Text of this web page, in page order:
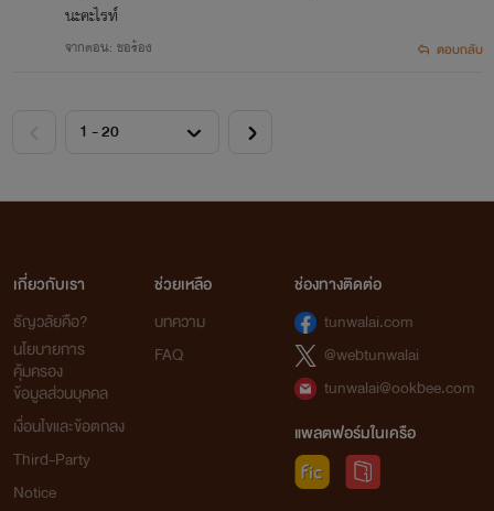
นะคะไรท์
จากตอน: ขอร้อง ตอบกลับ
เกี่ยวกับเรา
ธัญวลัยคือ?
นโยบายการ
คุ้มครอง
ข้อมูลส่วนบุคคล
เงื่อนไขและข้อตกลง
Third-Party
Notice
ช่วยเหลือ
บทความ
FAQ
ช่องทางติดต่อ
tunwalai.com
@webtunwalai
tunwalai@ookbee.com
แพลตฟอร์มในเครือ